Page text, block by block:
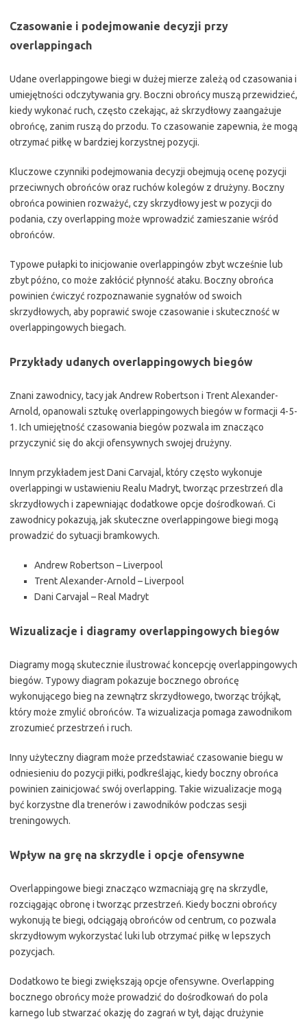
Czasowanie i podejmowanie decyzji przy
overlappingach
Udane overlappingowe biegi w dużej mierze zależą od czasowania i
umiejętności odczytywania gry. Boczni obrońcy muszą przewidzieć,
kiedy wykonać ruch, często czekając, aż skrzydłowy zaangażuje
obrońcę, zanim ruszą do przodu. To czasowanie zapewnia, że mogą
otrzymać piłkę w bardziej korzystnej pozycji.
Kluczowe czynniki podejmowania decyzji obejmują ocenę pozycji
przeciwnych obrońców oraz ruchów kolegów z drużyny. Boczny
obrońca powinien rozważyć, czy skrzydłowy jest w pozycji do
podania, czy overlapping może wprowadzić zamieszanie wśród
obrońców.
Typowe pułapki to inicjowanie overlappingów zbyt wcześnie lub
zbyt późno, co może zakłócić płynność ataku. Boczny obrońca
powinien ćwiczyć rozpoznawanie sygnałów od swoich
skrzydłowych, aby poprawić swoje czasowanie i skuteczność w
overlappingowych biegach.
Przykłady udanych overlappingowych biegów
Znani zawodnicy, tacy jak Andrew Robertson i Trent Alexander-
Arnold, opanowali sztukę overlappingowych biegów w formacji 4-5-
1. Ich umiejętność czasowania biegów pozwala im znacząco
przyczynić się do akcji ofensywnych swojej drużyny.
Innym przykładem jest Dani Carvajal, który często wykonuje
overlappingi w ustawieniu Realu Madryt, tworząc przestrzeń dla
skrzydłowych i zapewniając dodatkowe opcje dośrodkowań. Ci
zawodnicy pokazują, jak skuteczne overlappingowe biegi mogą
prowadzić do sytuacji bramkowych.
Andrew Robertson – Liverpool
Trent Alexander-Arnold – Liverpool
Dani Carvajal – Real Madryt
Wizualizacje i diagramy overlappingowych biegów
Diagramy mogą skutecznie ilustrować koncepcję overlappingowych
biegów. Typowy diagram pokazuje bocznego obrońcę
wykonującego bieg na zewnątrz skrzydłowego, tworząc trójkąt,
który może zmylić obrońców. Ta wizualizacja pomaga zawodnikom
zrozumieć przestrzeń i ruch.
Inny użyteczny diagram może przedstawiać czasowanie biegu w
odniesieniu do pozycji piłki, podkreślając, kiedy boczny obrońca
powinien zainicjować swój overlapping. Takie wizualizacje mogą
być korzystne dla trenerów i zawodników podczas sesji
treningowych.
Wpływ na grę na skrzydle i opcje ofensywne
Overlappingowe biegi znacząco wzmacniają grę na skrzydle,
rozciągając obronę i tworząc przestrzeń. Kiedy boczni obrońcy
wykonują te biegi, odciągają obrońców od centrum, co pozwala
skrzydłowym wykorzystać luki lub otrzymać piłkę w lepszych
pozycjach.
Dodatkowo te biegi zwiększają opcje ofensywne. Overlapping
bocznego obrońcy może prowadzić do dośrodkowań do pola
karnego lub stwarzać okazję do zagrań w tył, dając drużynie